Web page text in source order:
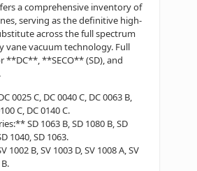
a comprehensive inventory of
serving as the definitive high-
across the full spectrum
vane vacuum technology. Full
**DC**, **SECO** (SD), and
0025 C, DC 0040 C, DC 0063 B,
C, DC 0140 C.
SD 1063 B, SD 1080 B, SD
1040, SD 1063.
1002 B, SV 1003 D, SV 1008 A, SV